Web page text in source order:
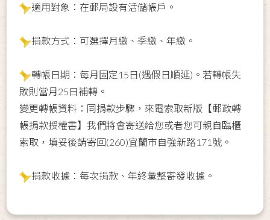
適用對象：在郵局設有活儲帳戶。
捐款方式：可選擇月繳、季繳、年繳。
轉帳日期：每月固定15日(遇假日順延)。若轉帳失
敗則當月25日補轉。
變更轉帳資料：同捐款步驟，來電索取新版【郵政轉
帳捐款授權書】我們將會寄送給您或者您可親自臨櫃
索取，填妥後請寄回(260)宜蘭市自強新路171號。
捐款收據：每次捐款、年終彙整寄發收據。